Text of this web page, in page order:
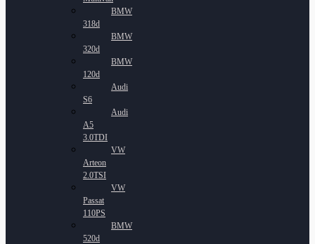
BMW
318d
BMW
320d
BMW
120d
Audi
S6
Audi
A5
3.0TDI
VW
Arteon
2.0TSI
VW
Passat
110PS
BMW
520d